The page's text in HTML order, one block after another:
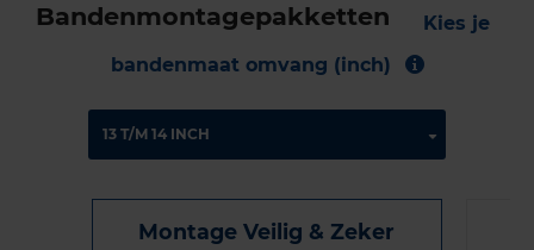
Bandenmontagepakketten
Kies je
bandenmaat omvang (inch)
Montage Veilig & Zeker